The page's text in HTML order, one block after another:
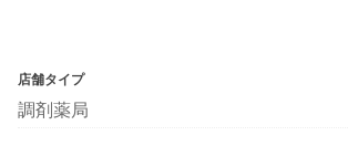
店舗タイプ
調剤薬局